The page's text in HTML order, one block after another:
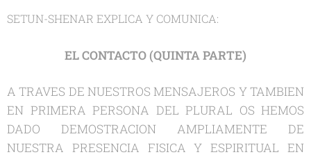
SETUN-SHENAR EXPLICA Y COMUNICA:
EL CONTACTO (QUINTA PARTE)
A TRAVES DE NUESTROS MENSAJEROS Y TAMBIEN
EN PRIMERA PERSONA DEL PLURAL OS HEMOS
DADO DEMOSTRACION AMPLIAMENTE DE
NUESTRA PRESENCIA FISICA Y ESPIRITUAL EN